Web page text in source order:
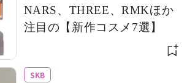
NARS、THREE、RMKほか
注目の【新作コスメ7選】
SKB